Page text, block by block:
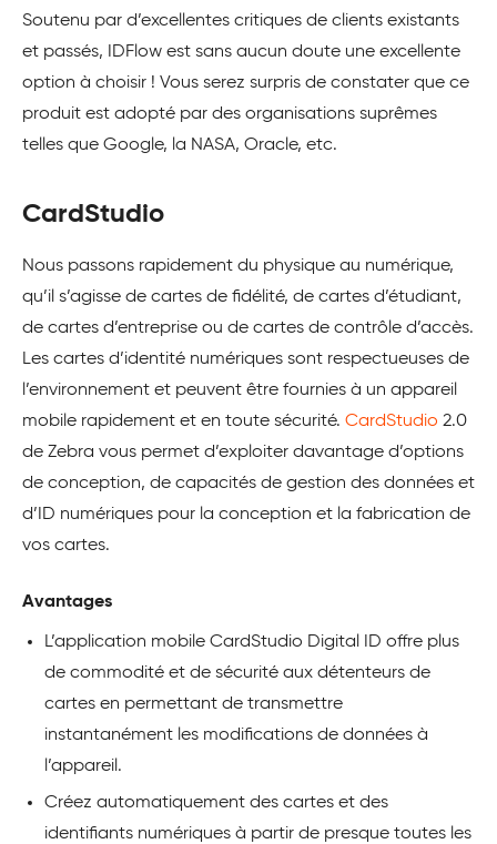
Soutenu par d’excellentes critiques de clients existants
et passés, IDFlow est sans aucun doute une excellente
option à choisir ! Vous serez surpris de constater que ce
produit est adopté par des organisations suprêmes
telles que Google, la NASA, Oracle, etc.
CardStudio
Nous passons rapidement du physique au numérique,
qu’il s’agisse de cartes de fidélité, de cartes d’étudiant,
de cartes d’entreprise ou de cartes de contrôle d’accès.
Les cartes d’identité numériques sont respectueuses de
l’environnement et peuvent être fournies à un appareil
mobile rapidement et en toute sécurité. CardStudio 2.0
de Zebra vous permet d’exploiter davantage d’options
de conception, de capacités de gestion des données et
d’ID numériques pour la conception et la fabrication de
vos cartes.
Avantages
L’application mobile CardStudio Digital ID offre plus
de commodité et de sécurité aux détenteurs de
cartes en permettant de transmettre
instantanément les modifications de données à
l’appareil.
Créez automatiquement des cartes et des
identifiants numériques à partir de presque toutes les